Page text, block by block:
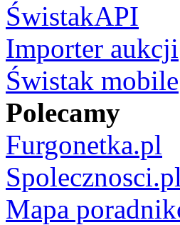
ŚwistakAPI
Importer aukcji
Świstak mobile
Polecamy
Furgonetka.pl
Spolecznosci.pl
Mapa